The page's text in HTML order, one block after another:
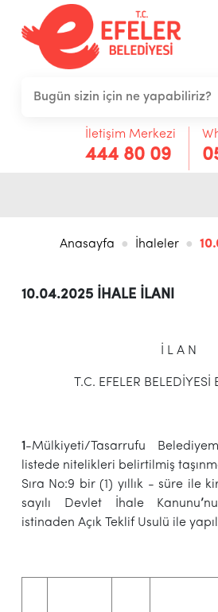
İletişim Merkezi
444 80 09
Anasayfa İhaleler
10.04.2025 İHALE İLANI
İ L A N
T.C. EFELER BELEDİYESİ
1-Mülkiyeti/Tasarrufu
listede nitelikleri belirtilmiş
Sıra No:9 bir (1) yıllık - süre ile
sayılı Devlet İhale Kanunu’
istinaden Açık Teklif Usulü ile